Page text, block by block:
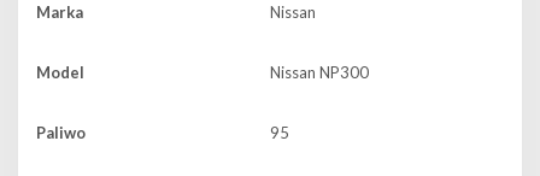
Marka Nissan
Model Nissan NP300
Paliwo 95